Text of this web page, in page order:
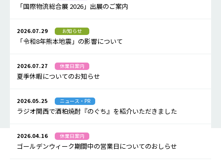
「国際物流総合展 2026」出展のご案内
2026.07.29 お知らせ
「令和8年熊本地震」の影響について
2026.07.27 休業日案内
夏季休暇についてのお知らせ
2026.05.25 ニュース・PR
ラジオ関西で酒粕焼酎『のぐち』を紹介いただきました
2026.04.16 休業日案内
ゴールデンウィーク期間中の営業日についてのおしらせ